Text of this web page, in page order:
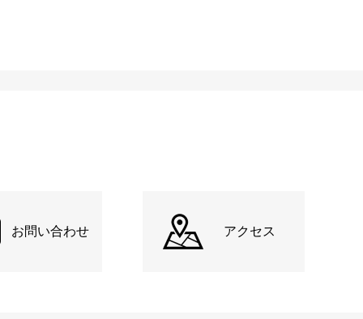
お問い合わせ アクセス